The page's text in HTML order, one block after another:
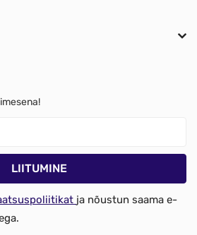
ja nõustun saama e-